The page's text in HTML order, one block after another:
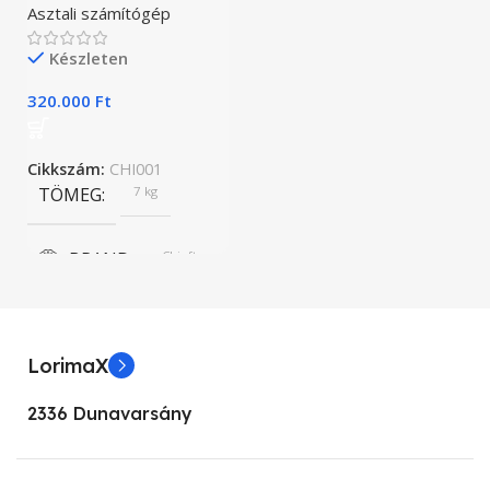
Asztali számítógép
Készleten
320.000 Ft
Cikkszám: CHI001
TÖMEG 7 kg
BRAND Chieftec
Intel Core i7 9700
LorimaX
2336 Dunavarsány